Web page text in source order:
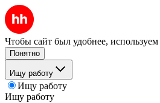
Чтобы сайт был удобнее, используем
Понятно
Ищу работу
Ищу работу
Ищу работу